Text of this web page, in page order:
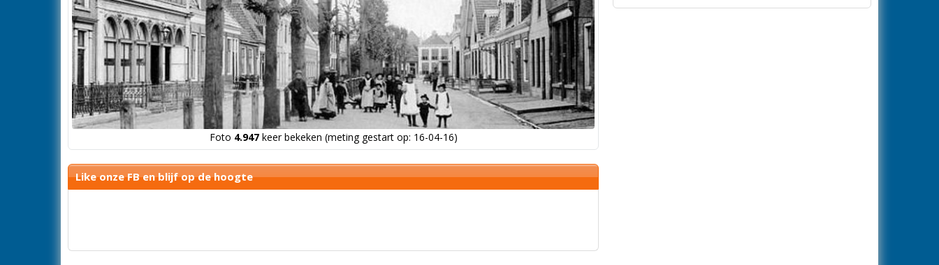
Foto 4.947keer bekeken (meting gestart op: 16-04-16)
Like onze FB en blijf op de hoogte